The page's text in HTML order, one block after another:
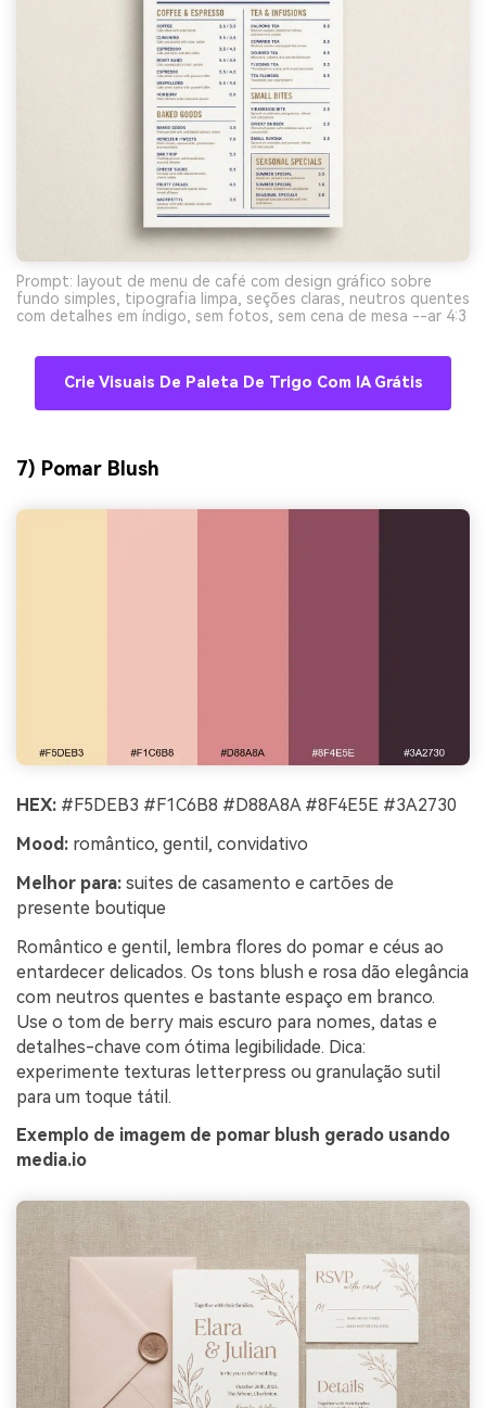
Prompt: layout de menu de café com design gráfico sobre
fundo simples, tipografia limpa, seções claras, neutros quentes
com detalhes em índigo, sem fotos, sem cena de mesa --ar 4:3
Crie Visuais De Paleta De Trigo Com IA Grátis
7) Pomar Blush
HEX: #F5DEB3 #F1C6B8 #D88A8A #8F4E5E #3A2730
Mood: romântico, gentil, convidativo
Melhor para: suites de casamento e cartões de
presente boutique
Romântico e gentil, lembra flores do pomar e céus ao
entardecer delicados. Os tons blush e rosa dão elegância
com neutros quentes e bastante espaço em branco.
Use o tom de berry mais escuro para nomes, datas e
detalhes-chave com ótima legibilidade. Dica:
experimente texturas letterpress ou granulação sutil
para um toque tátil.
Exemplo de imagem de pomar blush gerado usando
media.io